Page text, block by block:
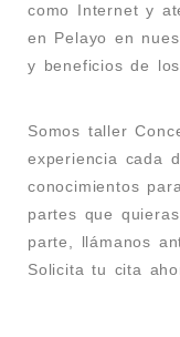
como Internet y
en Pelayo en
y beneficios de
Somos taller
experiencia cada
conocimientos
partes que
parte, llámanos
Solicita tu cita